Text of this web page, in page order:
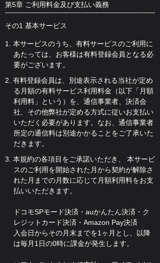
第5章 ご利用料金及び支払い義務
その1 基本サービス
1. 本サービスのうち、有料サービスのご利用に
あたっては、お客様は有料登録会員となる必
要がございます。
2. 有料登録会員は、別途表示される当社が定め
る月額の有料サービス利用料金（以下「月額
利用料」という）を、通信事業者、決済会
社、その他弊社が定める方式に従いお支払い
いただく必要があります。なお、通信事業者
所定の通信料は別途かかることをご了承いた
だきます。
3. 本規約の各項目をご承諾いただき、 本サービ
スのご利用を開始された月から契約が解除さ
れた月までの月数に応じて月額利用料をお支
払いいただきます。
ドコモSPモード決済・auかんたん決済・ク
レジットカード決済・Amazon Pay決済
入会日からその月末までを1ヶ月とし、以降
は毎月1日の0時に課金が発生します。